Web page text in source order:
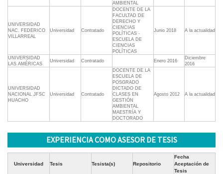
AMBIENTAL
UNIVERSIDAD
NAC. FEDERICO
VILLARREAL
Universidad Contratado
DOCENTE DE LA
FACULTAD DE
DERECHO Y
CIENCIAS
POLÍTICAS -
ESCUELA DE
CIENCIAS
POLÍTICAS
Junio 2018 A la actualidad
UNIVERSIDAD
LAS AMÉRICAS
Universidad Contratado Enero 2016
Diciembre
2016
UNIVERSIDAD
NACIONAL JFSC
HUACHO
Universidad Contratado
DOCENTE DE LA
ESCUELA DE
POSGRADO
DICTADO DE
CLASES EN
GESTIÓN
AMBIENTAL
MAESTRÍA Y
DOCTORADO
Agosto 2012 A la actualidad
EXPERIENCIA COMO ASESOR DE TESIS
Universidad Tesis Tesista(s) Repositorio
Fecha
Aceptación de
Tesis